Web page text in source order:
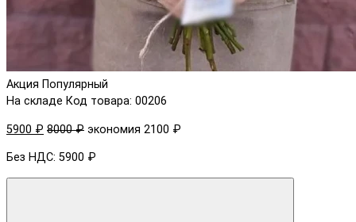
Акция Популярный
На складе Код товара: 00206
5900 ₽ 8000 ₽ экономия 2100 ₽
Без НДС: 5900 ₽